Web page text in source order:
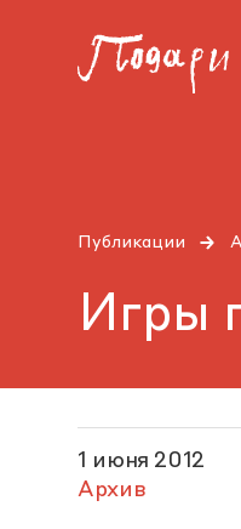
Публикации
Игры
1 июня 2012
Архив